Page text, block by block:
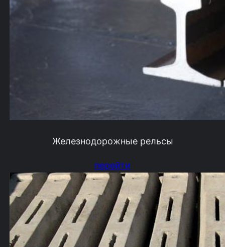
Железнодорожные рельсы
перейти